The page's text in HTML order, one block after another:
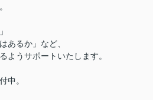
あるか」など、
ようサポートいたします。
中。